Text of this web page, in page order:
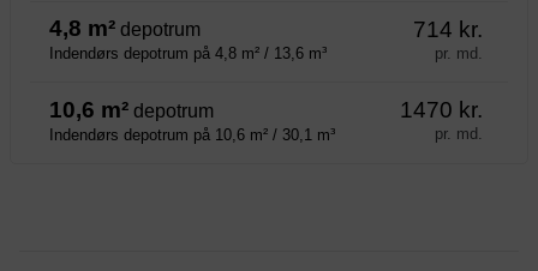
4,8 m² depotrum
Indendørs depotrum på 4,8 m² / 13,6 m³
714 kr.
pr. md.
10,6 m² depotrum
Indendørs depotrum på 10,6 m² / 30,1 m³
1470 kr.
pr. md.